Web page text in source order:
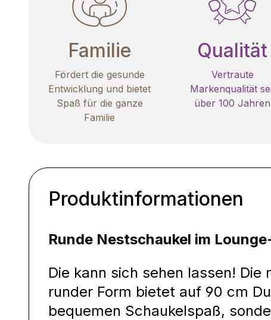
Familie
Fördert die gesunde
Entwicklung und bietet
Spaß für die ganze
Familie
Qualität
Vertraute
Markenqualität
über 100 Jahren
Produktinformationen
Runde Nestschaukel im
Die kann sich sehen lassen! Die
runder Form bietet auf 90 cm
bequemen Schaukelspaß,